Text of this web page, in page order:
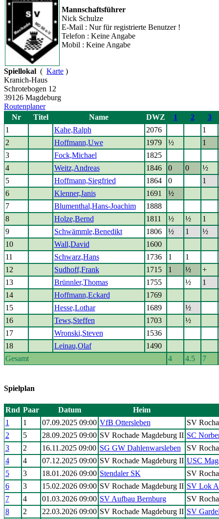
Mannschaftsführer
Nick Schulze
E-Mail : Nur für registrierte Benutzer !
Telefon : Keine Angabe
Mobil : Keine Angabe
Spiellokal ( Karte )
Kranich-Haus
Schrotebogen 12
39126 Magdeburg
Routenplaner
Nr
Titel Name DWZ 1 2
3
1
Kahe,Ralph 2076
1
2
Hoffmann,Uwe 1979 ½
1
3
Fock,Michael
1825
4
Weitz,Andreas 1846 0 0
½
5
Hoffmann,Siegfried 1864 0
1
6
Klenner,Janis 1691
½
7
Blumenthal,Hans-Joachim
1888
8
Holze,Bernd 1811 ½ ½
1
9
Schwämmle,Benedikt 1806 ½ 1
½
10
Wall,David
1600
11
Schwarz,Hans 1736 1
1
12
Sudhoff,Frank 1715 1 ½
+
13
Brünnler,Thomas 1755 ½
1
14
Hoffmann,Eckard
1769
15
Hesse,Lothar 1689
½
16
Tews,Steffen 1703
½
17
Wronski,Steven
1536
18
Leinau,Olaf
1490
Gesamt
4 4.5 7
Spielplan
Rnd Paar Datum
Heim
1
1 07.09.2025 09:00 VfB Ottersleben
SV
2
5 28.09.2025 09:00 SV Rochade Magdeburg II SC
3
2 16.11.2025 09:00 SG GW Dahlenwarsleben
SV
4
4 07.12.2025 09:00 SV Rochade Magdeburg II USC
5
3 18.01.2026 09:00 Stendaler SK
SV
6
3 15.02.2026 09:00 SV Rochade Magdeburg II SV Lok
7
4 01.03.2026 09:00 SV Aufbau Bernburg
SV
8
2 22.03.2026 09:00 SV Rochade Magdeburg II SV